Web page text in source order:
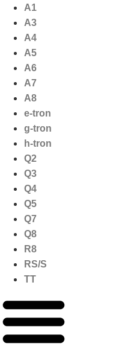
naar
inhoud
A1
A3
A4
A5
A6
A7
A8
e-tron
g-tron
h-tron
Q2
Q3
Q4
Q5
Q7
Q8
R8
RS/S
TT